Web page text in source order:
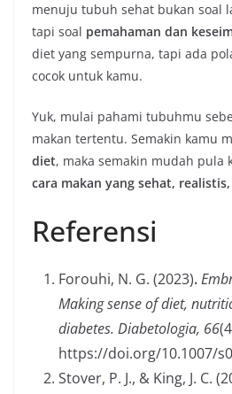
menuju tubuh sehat bukan soal
tapi soal pemahaman dan
diet yang sempurna, tapi ada
cocok untuk kamu.
Yuk, mulai pahami tubuhmu
makan tertentu. Semakin kamu
diet, maka semakin mudah pula
cara makan yang sehat,
Referensi
Forouhi, N. G. (2023).
Making sense of diet,
diabetes. Diabetologia, 66
https://doi.org/10.1007/
Stover, P. J., & King, J. C.